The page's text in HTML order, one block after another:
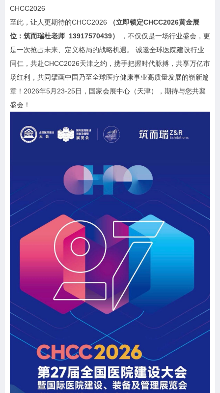
CHCC2026
至此，让人更期待的CHCC2026
（立即锁定CHCC2026黄金展
位：筑而瑞杜老师 13917570439）
，不仅仅是一场行业盛会，更
是一次抢占未来、定义格局的战略机遇。 诚邀全球医院建设行业
同仁，共赴CHCC2026天津之约，携手把握时代脉搏，共享万亿市
场红利，共同擘画中国乃至全球医疗健康事业高质量发展的崭新篇
章！2026年5月23-25日，国家会展中心（天津），期待与您共襄
盛会！